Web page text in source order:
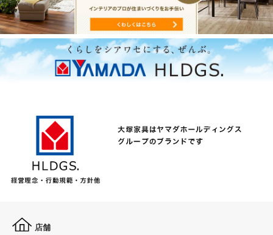
店舗